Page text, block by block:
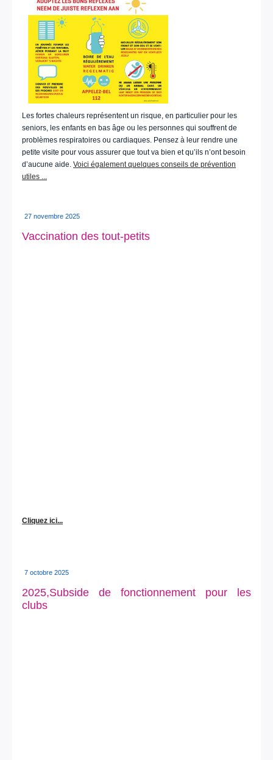
Les fortes chaleurs représentent un risque, en particulier pour les
seniors, les enfants en bas âge ou les personnes qui souffrent de
problèmes respiratoires ou cardiaques. Pensez à leur rendre une
petite visite pour vous assurer que tout va bien et qu’ils n’ont besoin
d’aucune aide. Voici également quelques conseils de prévention
utiles ...
27 novembre 2025
Vaccination des tout-petits
Cliquez ici...
7 octobre 2025
2025,Subside de fonctionnement pour les
clubs